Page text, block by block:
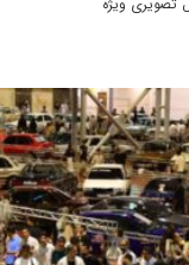
تصویری ویژه